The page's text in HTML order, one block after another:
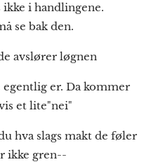
i handlingene.
se bak den.
avslører løgnen
er. Da kommer
et lite"nei"
hva slags makt de føler
ikke gren--